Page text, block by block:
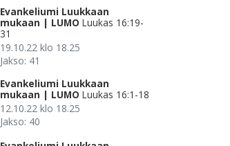
Evankeliumi Luukkaan
mukaan | LUMO Luukas 16:19-
31
19.10.22 klo 18.25
Jakso: 41
Evankeliumi Luukkaan
mukaan | LUMO Luukas 16:1-18
12.10.22 klo 18.25
Jakso: 40